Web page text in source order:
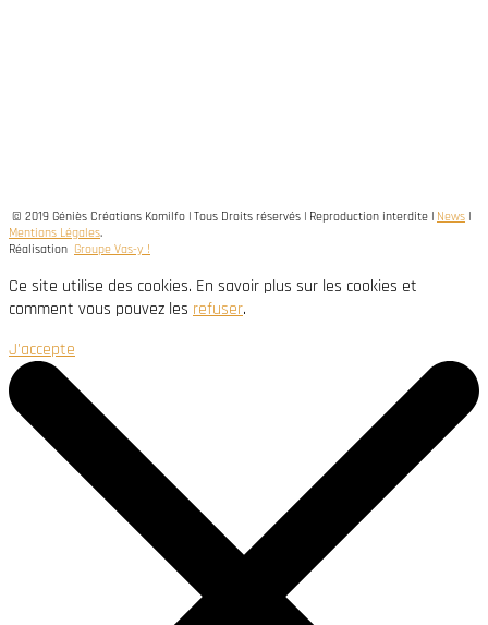
© 2019 Géniès Créations Komilfo | Tous Droits réservés | Reproduction interdite | News |
Mentions Légales.
Réalisation Groupe Vas-y !
Ce site utilise des cookies. En savoir plus sur les cookies et
comment vous pouvez les refuser.
J'accepte